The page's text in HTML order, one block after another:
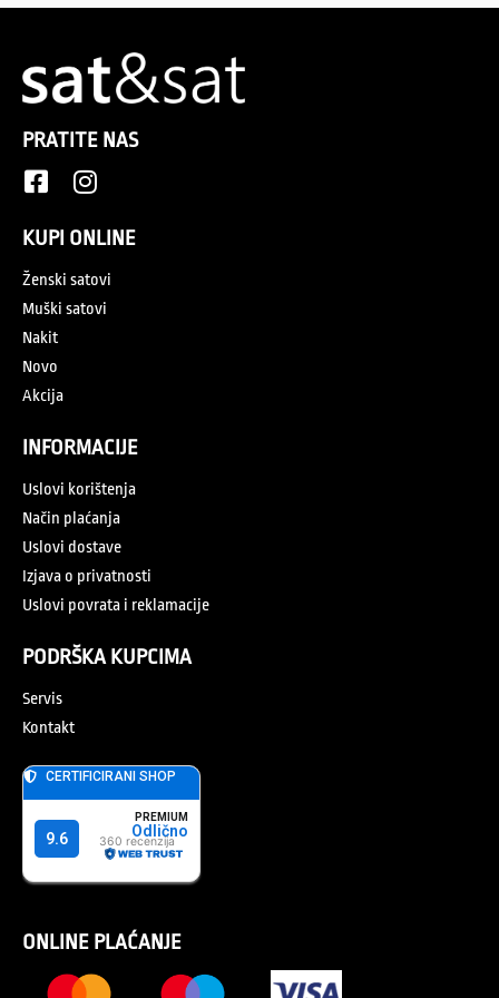
PRATITE NAS
KUPI ONLINE
Ženski satovi
Muški satovi
Nakit
Novo
Akcija
INFORMACIJE
Uslovi korištenja
Način plaćanja
Uslovi dostave
Izjava o privatnosti
Uslovi povrata i reklamacije
PODRŠKA KUPCIMA
Servis
Kontakt
ONLINE PLAĆANJE